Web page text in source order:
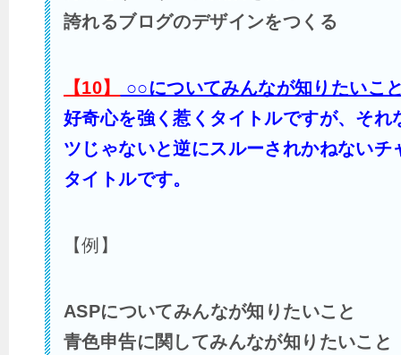
誇れるブログのデザインをつくる
【10】
○○についてみんなが知りたいこ
好奇心を強く惹くタイトルですが、それ
ツじゃないと逆にスルーされかねないチ
タイトルです。
【例】
ASPについてみんなが知りたいこと
青色申告に関してみんなが知りたいこと